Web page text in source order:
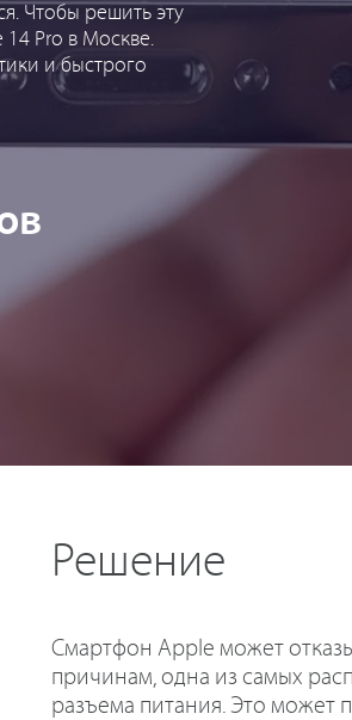
Чтобы решить эту
14 Pro в Москве.
и быстрого
Решение
Смартфон Apple может
причинам, одна из самых
разъема питания. Это может